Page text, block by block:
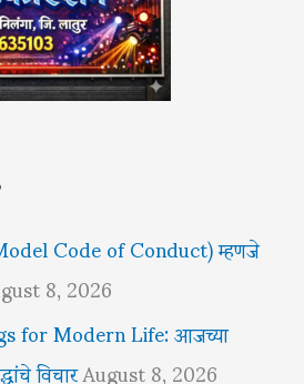
Code of Conduct) म्हणजे
8, 2026
for Modern Life: आजच्या